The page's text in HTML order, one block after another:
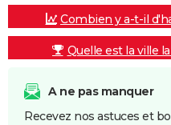
Combien y a-t-il
Quelle est la ville
A ne pas manquer
Recevez nos astuces et